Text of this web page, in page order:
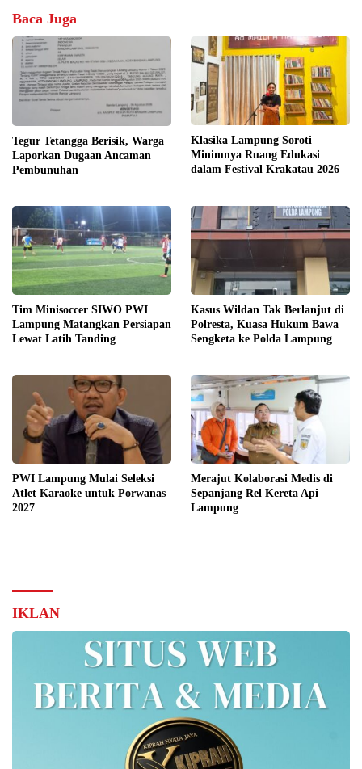
Baca Juga
Tegur Tetangga Berisik, Warga
Laporkan Dugaan Ancaman
Pembunuhan
Klasika Lampung Soroti
Minimnya Ruang Edukasi
dalam Festival Krakatau 2026
Tim Minisoccer SIWO PWI
Lampung Matangkan Persiapan
Lewat Latih Tanding
Kasus Wildan Tak Berlanjut di
Polresta, Kuasa Hukum Bawa
Sengketa ke Polda Lampung
PWI Lampung Mulai Seleksi
Atlet Karaoke untuk Porwanas
2027
Merajut Kolaborasi Medis di
Sepanjang Rel Kereta Api
Lampung
IKLAN